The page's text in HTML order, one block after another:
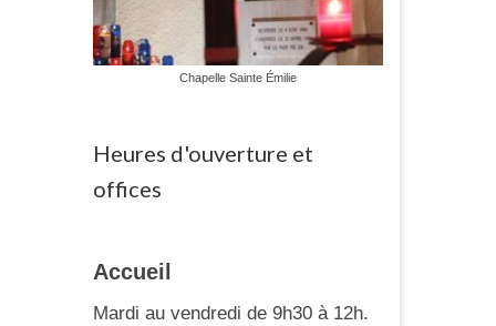
Chapelle Sainte Émilie
Heures d'ouverture et
offices
Accueil
Mardi au vendredi de 9h30 à 12h.